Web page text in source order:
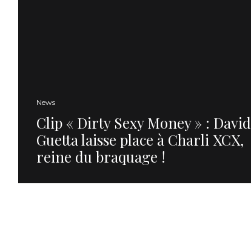
News
Clip « Dirty Sexy Money » : David
Guetta laisse place à Charli XCX,
reine du braquage !